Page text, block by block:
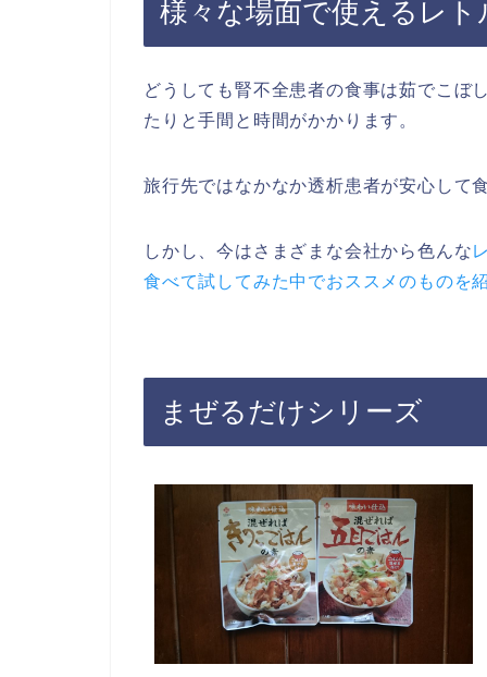
様々な場面で使えるレト
どうしても腎不全患者の食事は茹でこぼ
たりと手間と時間がかかります。
旅行先ではなかなか透析患者が安心して
しかし、今はさまざまな会社から色んな
食べて試してみた中でおススメのものを
まぜるだけシリーズ